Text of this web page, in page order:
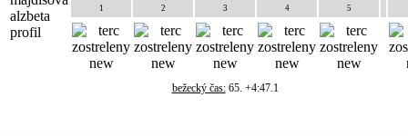
1 2 3 4 5
bežecký čas:65. +4:47.1